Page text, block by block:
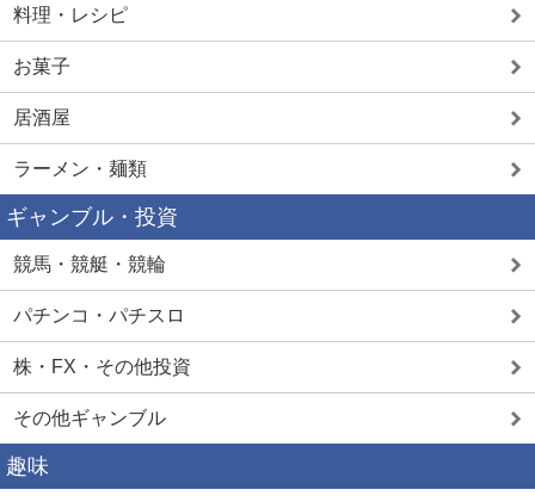
料理・レシピ
お菓子
居酒屋
ラーメン・麺類
ギャンブル・投資
競馬・競艇・競輪
パチンコ・パチスロ
株・FX・その他投資
その他ギャンブル
趣味